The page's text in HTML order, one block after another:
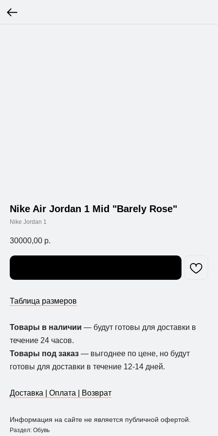
Nike Air Jordan 1 Mid "Barely Rose"
Nike Jordan 1
30000,00 р.
Таблица размеров
Товары в наличии — будут готовы для доставки в
течение 24 часов.
Товары под заказ — выгоднее по цене, но будут
готовы для доставки в течение 12-14 дней.
Доставка | Оплата | Возврат
Информация на сайте не является публичной офертой.
Раздел: Обувь